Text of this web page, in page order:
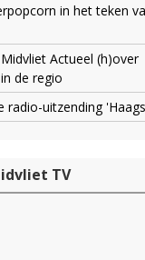
in het teken
Actueel (h)over
de regio
radio-uitzending
TV